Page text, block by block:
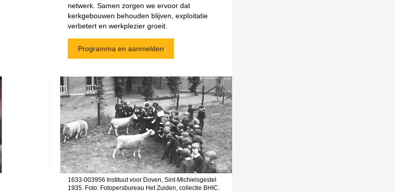
netwerk. Samen zorgen we ervoor dat
kerkgebouwen behouden blijven, exploitatie
verbetert en werkplezier groeit.
Programma en aanmelden
1633-003956 Instituut voor Doven, Sint-Michielsgestel
1935. Foto: Fotopersbureau Het Zuiden, collectie BHIC.